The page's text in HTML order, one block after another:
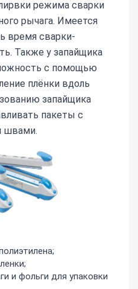
режима сварки
рычага. Имеется
время сварки-
Также у запайщика
с помощью
плёнки вдоль
запайщика
пакеты с
швами.
и фольги для упаковки